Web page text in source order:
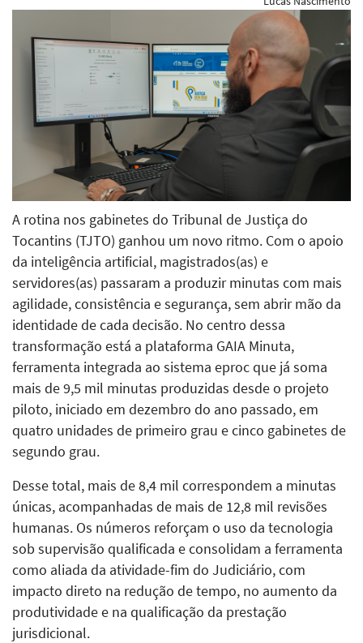
E-
mail
A rotina nos gabinetes do Tribunal de Justiça do
Tocantins (TJTO) ganhou um novo ritmo. Com o apoio
da inteligência artificial, magistrados(as) e
servidores(as) passaram a produzir minutas com mais
agilidade, consistência e segurança, sem abrir mão da
identidade de cada decisão. No centro dessa
transformação está a plataforma GAIA Minuta,
ferramenta integrada ao sistema eproc que já soma
mais de 9,5 mil minutas produzidas desde o projeto
piloto, iniciado em dezembro do ano passado, em
quatro unidades de primeiro grau e cinco gabinetes de
segundo grau.
Desse total, mais de 8,4 mil correspondem a minutas
únicas, acompanhadas de mais de 12,8 mil revisões
humanas. Os números reforçam o uso da tecnologia
sob supervisão qualificada e consolidam a ferramenta
como aliada da atividade-fim do Judiciário, com
impacto direto na redução de tempo, no aumento da
produtividade e na qualificação da prestação
jurisdicional.